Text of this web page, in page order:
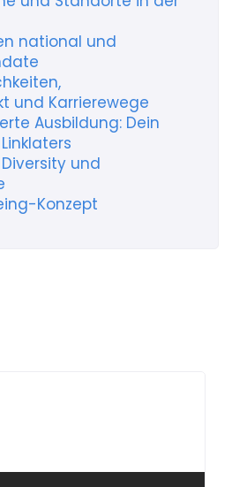
national und
und Karrierewege
Ausbildung: Dein
und
Konzept